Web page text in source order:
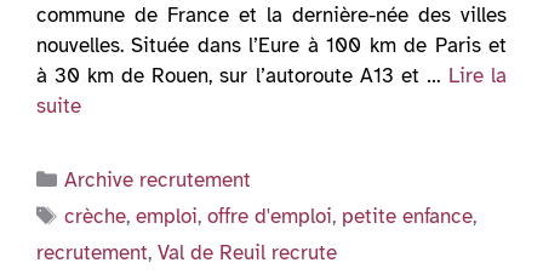
commune de France et la dernière-née des villes
nouvelles. Située dans l’Eure à 100 km de Paris et
à 30 km de Rouen, sur l’autoroute A13 et … Lire la
suite
Catégories
Archive recrutement
Étiquettes
crèche,emploi,offre d'emploi, petite enfance,
recrutement, Val de Reuil recrute